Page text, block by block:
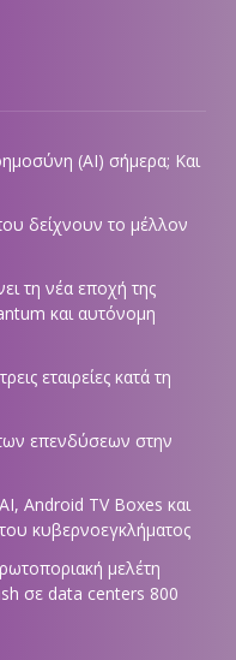
(AI) σήμερα; Και
δείχνουν το μέλλον
τη νέα εποχή της
και αυτόνομη
εταιρείες κατά τη
επενδύσεων στην
Android TV Boxes και
κυβερνοεγκλήματος
μελέτη
σε data centers 800